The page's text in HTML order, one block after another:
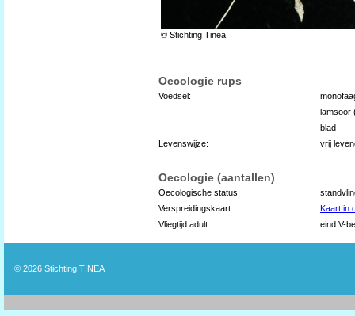
© Stichting Tinea
Oecologie rups
Voedsel:
lamsoor
blad
Levenswijze:
vrij
Oecologie (aantallen)
Oecologische status:
Verspreidingskaart:
Kaart in
Vliegtijd adult:
eind V-
© 2026 Stichting TINEA